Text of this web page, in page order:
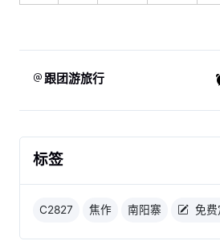
跟团游旅行
标签
C2827 焦作 南阳寨 免费